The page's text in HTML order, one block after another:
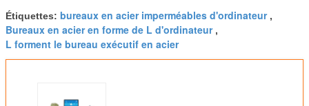
Étiquettes: bureaux en acier imperméables d'ordinateur,
Bureaux en acier en forme de L d'ordinateur,
L forment le bureau exécutif en acier